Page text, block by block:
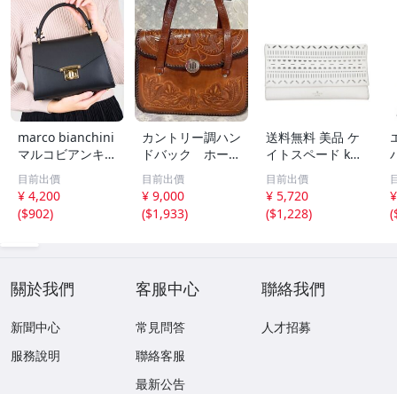
marco bianchini
マルコビアンキー
ニ レザー ハンド
バッグ ブラック
ゴールド金具
目前出價
¥ 4,200
($902)
カントリー調ハン
ドバック ホース
ハイド製
目前出價
¥ 9,000
($1,933)
送料無料 美品 ケ
イトスペード kat
e spade クラッ
チバッグ セカン
ドバッグ レザー
白 ホワイト系 レ
目前出價
¥ 5,720
($1,228)
(
關於我們
新聞中心
服務說明
客服中心
常見問答
聯絡客服
最新公告
聯絡我們
人才招募